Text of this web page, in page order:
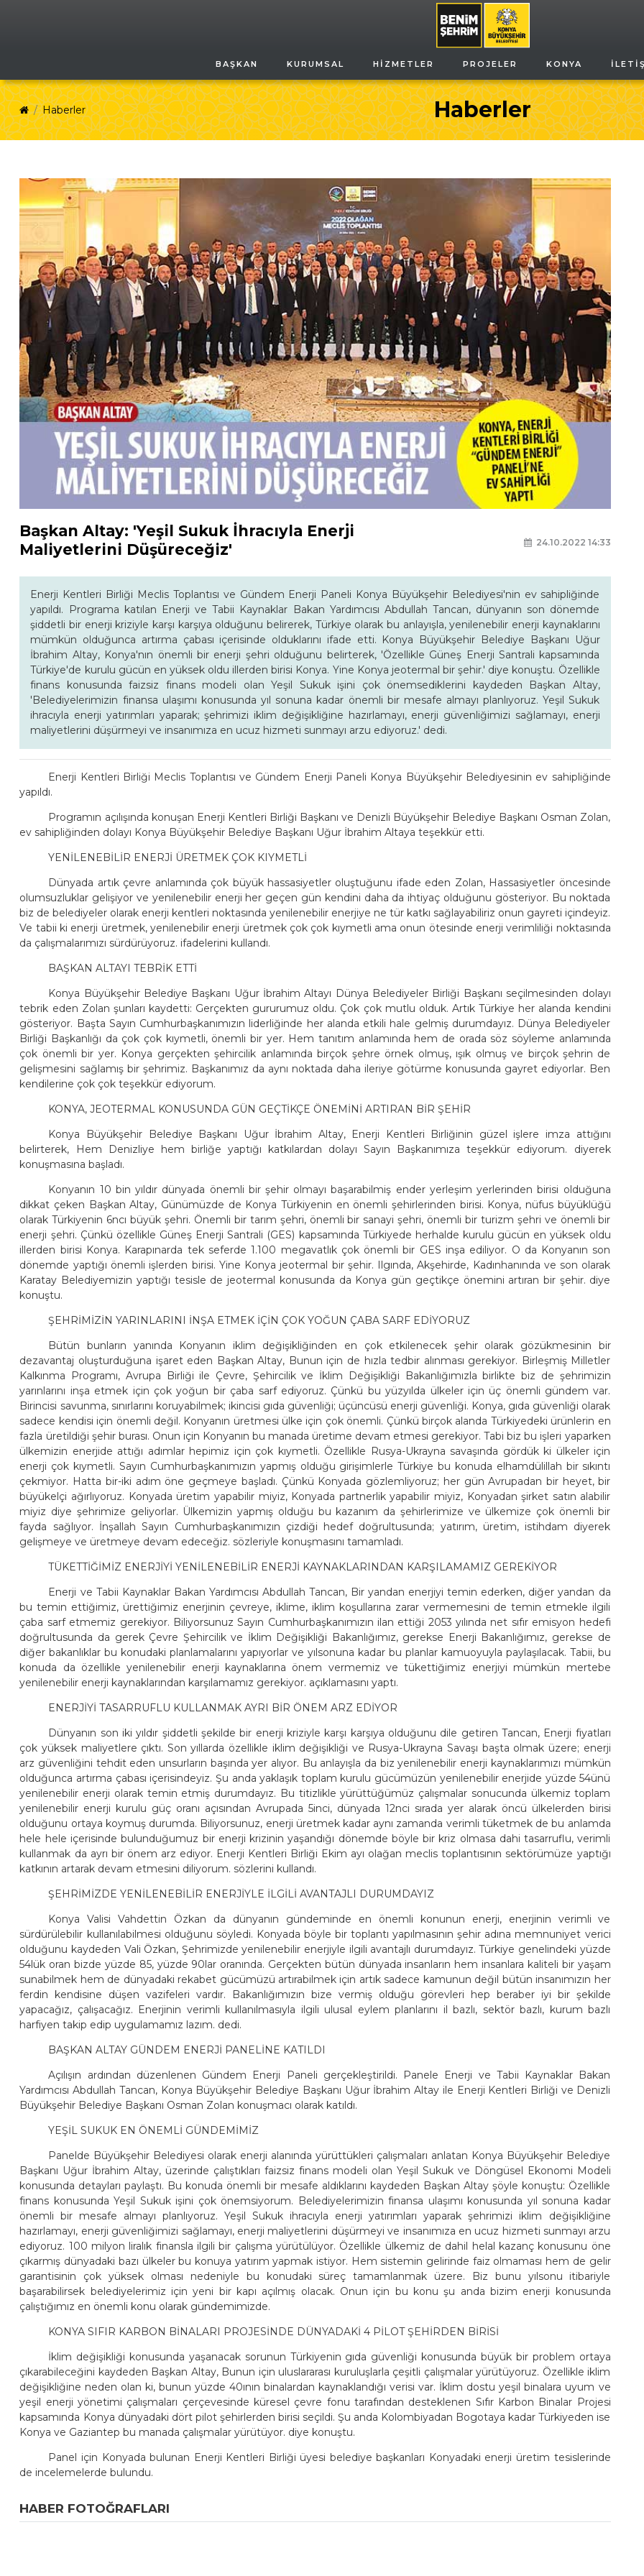
BAŞKAN KURUMSAL HIZMETLER PROJELER KONYA
Haberler
Haberler
Başkan Altay: 'Yeşil Sukuk İhracıyla Enerji
Maliyetlerini Düşüreceğiz'
24.10.2022 14:33
Enerji Kentleri Birliği Meclis Toplantısı ve Gündem Enerji Paneli Konya Büyükşehir Belediyesi'nin ev sahipliğinde
yapıldı. Programa katılan Enerji ve Tabii Kaynaklar Bakan Yardımcısı Abdullah Tancan, dünyanın son dönemde
şiddetli bir enerji kriziyle karşı karşıya olduğunu belirerek, Türkiye olarak bu anlayışla, yenilenebilir enerji kaynaklarını
mümkün olduğunca artırma çabası içerisinde olduklarını ifade etti. Konya Büyükşehir Belediye Başkanı Uğur
İbrahim Altay, Konya'nın önemli bir enerji şehri olduğunu belirterek, 'Özellikle Güneş Enerji Santrali kapsamında
Türkiye'de kurulu gücün en yüksek oldu illerden birisi Konya. Yine Konya jeotermal bir şehir.' diye konuştu. Özellikle
finans konusunda faizsiz finans modeli olan Yeşil Sukuk işini çok önemsediklerini kaydeden Başkan Altay,
'Belediyelerimizin finansa ulaşımı konusunda yıl sonuna kadar önemli bir mesafe almayı planlıyoruz. Yeşil Sukuk
ihracıyla enerji yatırımları yaparak; şehrimizi iklim değişikliğine hazırlamayı, enerji güvenliğimizi sağlamayı, enerji
maliyetlerini düşürmeyi ve insanımıza en ucuz hizmeti sunmayı arzu ediyoruz.' dedi.
Enerji Kentleri Birliği Meclis Toplantısı ve Gündem Enerji Paneli Konya Büyükşehir Belediyesinin ev sahipliğinde
yapıldı.
Programın açılışında konuşan Enerji Kentleri Birliği Başkanı ve Denizli Büyükşehir Belediye Başkanı Osman Zolan,
ev sahipliğinden dolayı Konya Büyükşehir Belediye Başkanı Uğur İbrahim Altaya teşekkür etti.
YENİLENEBİLİR ENERJİ ÜRETMEK ÇOK KIYMETLİ
Dünyada artık çevre anlamında çok büyük hassasiyetler oluştuğunu ifade eden Zolan, Hassasiyetler öncesinde
olumsuzluklar gelişiyor ve yenilenebilir enerji her geçen gün kendini daha da ihtiyaç olduğunu gösteriyor. Bu noktada
biz de belediyeler olarak enerji kentleri noktasında yenilenebilir enerjiye ne tür katkı sağlayabiliriz onun gayreti içindeyiz.
Ve tabii ki enerji üretmek, yenilenebilir enerji üretmek çok çok kıymetli ama onun ötesinde enerji verimliliği noktasında
da çalışmalarımızı sürdürüyoruz. ifadelerini kullandı.
BAŞKAN ALTAYI TEBRİK ETTİ
Konya Büyükşehir Belediye Başkanı Uğur İbrahim Altayı Dünya Belediyeler Birliği Başkanı seçilmesinden dolayı
tebrik eden Zolan şunları kaydetti: Gerçekten gururumuz oldu. Çok çok mutlu olduk. Artık Türkiye her alanda kendini
gösteriyor. Başta Sayın Cumhurbaşkanımızın liderliğinde her alanda etkili hale gelmiş durumdayız. Dünya Belediyeler
Birliği Başkanlığı da çok çok kıymetli, önemli bir yer. Hem tanıtım anlamında hem de orada söz söyleme anlamında
çok önemli bir yer. Konya gerçekten şehircilik anlamında birçok şehre örnek olmuş, ışık olmuş ve birçok şehrin de
gelişmesini sağlamış bir şehrimiz. Başkanımız da aynı noktada daha ileriye götürme konusunda gayret ediyorlar. Ben
kendilerine çok çok teşekkür ediyorum.
KONYA, JEOTERMAL KONUSUNDA GÜN GEÇTİKÇE ÖNEMİNİ ARTIRAN BİR ŞEHİR
Konya Büyükşehir Belediye Başkanı Uğur İbrahim Altay, Enerji Kentleri Birliğinin güzel işlere imza attığını
belirterek, Hem Denizliye hem birliğe yaptığı katkılardan dolayı Sayın Başkanımıza teşekkür ediyorum. diyerek
konuşmasına başladı.
Konyanın 10 bin yıldır dünyada önemli bir şehir olmayı başarabilmiş ender yerleşim yerlerinden birisi olduğuna
dikkat çeken Başkan Altay, Günümüzde de Konya Türkiyenin en önemli şehirlerinden birisi. Konya, nüfus büyüklüğü
olarak Türkiyenin 6ncı büyük şehri. Önemli bir tarım şehri, önemli bir sanayi şehri, önemli bir turizm şehri ve önemli bir
enerji şehri. Çünkü özellikle Güneş Enerji Santrali (GES) kapsamında Türkiyede herhalde kurulu gücün en yüksek oldu
illerden birisi Konya. Karapınarda tek seferde 1.100 megavatlık çok önemli bir GES inşa ediliyor. O da Konyanın son
dönemde yaptığı önemli işlerden birisi. Yine Konya jeotermal bir şehir. Ilgında, Akşehirde, Kadınhanında ve son olarak
Karatay Belediyemizin yaptığı tesisle de jeotermal konusunda da Konya gün geçtikçe önemini artıran bir şehir. diye
konuştu.
ŞEHRİMİZİN YARINLARINI İNŞA ETMEK İÇİN ÇOK YOĞUN ÇABA SARF EDİYORUZ
Bütün bunların yanında Konyanın iklim değişikliğinden en çok etkilenecek şehir olarak gözükmesinin bir
dezavantaj oluşturduğuna işaret eden Başkan Altay, Bunun için de hızla tedbir alınması gerekiyor. Birleşmiş Milletler
Kalkınma Programı, Avrupa Birliği ile Çevre, Şehircilik ve İklim Değişikliği Bakanlığımızla birlikte biz de şehrimizin
yarınlarını inşa etmek için çok yoğun bir çaba sarf ediyoruz. Çünkü bu yüzyılda ülkeler için üç önemli gündem var.
Birincisi savunma, sınırlarını koruyabilmek; ikincisi gıda güvenliği; üçüncüsü enerji güvenliği. Konya, gıda güvenliği olarak
sadece kendisi için önemli değil. Konyanın üretmesi ülke için çok önemli. Çünkü birçok alanda Türkiyedeki ürünlerin en
fazla üretildiği şehir burası. Onun için Konyanın bu manada üretime devam etmesi gerekiyor. Tabi biz bu işleri yaparken
ülkemizin enerjide attığı adımlar hepimiz için çok kıymetli. Özellikle Rusya-Ukrayna savaşında gördük ki ülkeler için
enerji çok kıymetli. Sayın Cumhurbaşkanımızın yapmış olduğu girişimlerle Türkiye bu konuda elhamdülillah bir sıkıntı
çekmiyor. Hatta bir-iki adım öne geçmeye başladı. Çünkü Konyada gözlemliyoruz; her gün Avrupadan bir heyet, bir
büyükelçi ağırlıyoruz. Konyada üretim yapabilir miyiz, Konyada partnerlik yapabilir miyiz, Konyadan şirket satın alabilir
miyiz diye şehrimize geliyorlar. Ülkemizin yapmış olduğu bu kazanım da şehirlerimize ve ülkemize çok önemli bir
fayda sağlıyor. İnşallah Sayın Cumhurbaşkanımızın çizdiği hedef doğrultusunda; yatırım, üretim, istihdam diyerek
gelişmeye ve üretmeye devam edeceğiz. sözleriyle konuşmasını tamamladı.
TÜKETTİĞİMİZ ENERJİYİ YENİLENEBİLİR ENERJİ KAYNAKLARINDAN KARŞILAMAMIZ GEREKİYOR
Enerji ve Tabii Kaynaklar Bakan Yardımcısı Abdullah Tancan, Bir yandan enerjiyi temin ederken, diğer yandan da
bu temin ettiğimiz, ürettiğimiz enerjinin çevreye, iklime, iklim koşullarına zarar vermemesini de temin etmekle ilgili
çaba sarf etmemiz gerekiyor. Biliyorsunuz Sayın Cumhurbaşkanımızın ilan ettiği 2053 yılında net sıfır emisyon hedefi
doğrultusunda da gerek Çevre Şehircilik ve İklim Değişikliği Bakanlığımız, gerekse Enerji Bakanlığımız, gerekse de
diğer bakanlıklar bu konudaki planlamalarını yapıyorlar ve yılsonuna kadar bu planlar kamuoyuyla paylaşılacak. Tabii, bu
konuda da özellikle yenilenebilir enerji kaynaklarına önem vermemiz ve tükettiğimiz enerjiyi mümkün mertebe
yenilenebilir enerji kaynaklarından karşılamamız gerekiyor. açıklamasını yaptı.
ENERJİYİ TASARRUFLU KULLANMAK AYRI BİR ÖNEM ARZ EDİYOR
Dünyanın son iki yıldır şiddetli şekilde bir enerji kriziyle karşı karşıya olduğunu dile getiren Tancan, Enerji fiyatları
çok yüksek maliyetlere çıktı. Son yıllarda özellikle iklim değişikliği ve Rusya-Ukrayna Savaşı başta olmak üzere; enerji
arz güvenliğini tehdit eden unsurların başında yer alıyor. Bu anlayışla da biz yenilenebilir enerji kaynaklarımızı mümkün
olduğunca artırma çabası içerisindeyiz. Şu anda yaklaşık toplam kurulu gücümüzün yenilenebilir enerjide yüzde 54ünü
yenilenebilir enerji olarak temin etmiş durumdayız. Bu titizlikle yürüttüğümüz çalışmalar sonucunda ülkemiz toplam
yenilenebilir enerji kurulu güç oranı açısından Avrupada 5inci, dünyada 12nci sırada yer alarak öncü ülkelerden birisi
olduğunu ortaya koymuş durumda. Biliyorsunuz, enerji üretmek kadar aynı zamanda verimli tüketmek de bu anlamda
hele hele içerisinde bulunduğumuz bir enerji krizinin yaşandığı dönemde böyle bir kriz olmasa dahi tasarruflu, verimli
kullanmak da ayrı bir önem arz ediyor. Enerji Kentleri Birliği Ekim ayı olağan meclis toplantısının sektörümüze yaptığı
katkının artarak devam etmesini diliyorum. sözlerini kullandı.
ŞEHRİMİZDE YENİLENEBİLİR ENERJİYLE İLGİLİ AVANTAJLI DURUMDAYIZ
Konya Valisi Vahdettin Özkan da dünyanın gündeminde en önemli konunun enerji, enerjinin verimli ve
sürdürülebilir kullanılabilmesi olduğunu söyledi. Konyada böyle bir toplantı yapılmasının şehir adına memnuniyet verici
olduğunu kaydeden Vali Özkan, Şehrimizde yenilenebilir enerjiyle ilgili avantajlı durumdayız. Türkiye genelindeki yüzde
54lük oran bizde yüzde 85, yüzde 90lar oranında. Gerçekten bütün dünyada insanların hem insanlara kaliteli bir yaşam
sunabilmek hem de dünyadaki rekabet gücümüzü artırabilmek için artık sadece kamunun değil bütün insanımızın her
ferdin kendisine düşen vazifeleri vardır. Bakanlığımızın bize vermiş olduğu görevleri hep beraber iyi bir şekilde
yapacağız, çalışacağız. Enerjinin verimli kullanılmasıyla ilgili ulusal eylem planlarını il bazlı, sektör bazlı, kurum bazlı
harfiyen takip edip uygulamamız lazım. dedi.
BAŞKAN ALTAY GÜNDEM ENERJİ PANELİNE KATILDI
Açılışın ardından düzenlenen Gündem Enerji Paneli gerçekleştirildi. Panele Enerji ve Tabii Kaynaklar Bakan
Yardımcısı Abdullah Tancan, Konya Büyükşehir Belediye Başkanı Uğur İbrahim Altay ile Enerji Kentleri Birliği ve Denizli
Büyükşehir Belediye Başkanı Osman Zolan konuşmacı olarak katıldı.
YEŞİL SUKUK EN ÖNEMLİ GÜNDEMİMİZ
Panelde Büyükşehir Belediyesi olarak enerji alanında yürüttükleri çalışmaları anlatan Konya Büyükşehir Belediye
Başkanı Uğur İbrahim Altay, üzerinde çalıştıkları faizsiz finans modeli olan Yeşil Sukuk ve Döngüsel Ekonomi Modeli
konusunda detayları paylaştı. Bu konuda önemli bir mesafe aldıklarını kaydeden Başkan Altay şöyle konuştu: Özellikle
finans konusunda Yeşil Sukuk işini çok önemsiyorum. Belediyelerimizin finansa ulaşımı konusunda yıl sonuna kadar
önemli bir mesafe almayı planlıyoruz. Yeşil Sukuk ihracıyla enerji yatırımları yaparak şehrimizi iklim değişikliğine
hazırlamayı, enerji güvenliğimizi sağlamayı, enerji maliyetlerini düşürmeyi ve insanımıza en ucuz hizmeti sunmayı arzu
ediyoruz. 100 milyon liralık finansla ilgili bir çalışma yürütülüyor. Özellikle ülkemiz de dahil helal kazanç konusunu öne
çıkarmış dünyadaki bazı ülkeler bu konuya yatırım yapmak istiyor. Hem sistemin gelirinde faiz olmaması hem de gelir
garantisinin çok yüksek olması nedeniyle bu konudaki süreç tamamlanmak üzere. Biz bunu yılsonu itibariyle
başarabilirsek belediyelerimiz için yeni bir kapı açılmış olacak. Onun için bu konu şu anda bizim enerji konusunda
çalıştığımız en önemli konu olarak gündemimizde.
KONYA SIFIR KARBON BİNALARI PROJESİNDE DÜNYADAKİ 4 PİLOT ŞEHİRDEN BİRİSİ
İklim değişikliği konusunda yaşanacak sorunun Türkiyenin gıda güvenliği konusunda büyük bir problem ortaya
çıkarabileceğini kaydeden Başkan Altay, Bunun için uluslararası kuruluşlarla çeşitli çalışmalar yürütüyoruz. Özellikle iklim
değişikliğine neden olan ki, bunun yüzde 40ının binalardan kaynaklandığı verisi var. İklim dostu yeşil binalara uyum ve
yeşil enerji yönetimi çalışmaları çerçevesinde küresel çevre fonu tarafından desteklenen Sıfır Karbon Binalar Projesi
kapsamında Konya dünyadaki dört pilot şehirlerden birisi seçildi. Şu anda Kolombiyadan Bogotaya kadar Türkiyeden ise
Konya ve Gaziantep bu manada çalışmalar yürütüyor. diye konuştu.
Panel için Konyada bulunan Enerji Kentleri Birliği üyesi belediye başkanları Konyadaki enerji üretim tesislerinde
de incelemelerde bulundu.
HABER FOTOĞRAFLARI